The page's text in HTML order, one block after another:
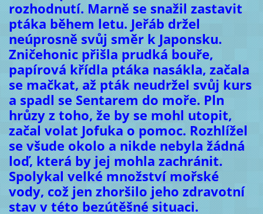
rozhodnutí. Marně se snažil zastavit
ptáka během letu. Jeřáb držel
neúprosně svůj směr k Japonsku.
Zničehonic přišla prudká bouře,
papírová křídla ptáka nasákla, začala
se mačkat, až pták neudržel svůj kurs
a spadl se Sentarem do moře. Pln
hrůzy z toho, že by se mohl utopit,
začal volat Jofuka o pomoc. Rozhlížel
se všude okolo a nikde nebyla žádná
loď, která by jej mohla zachránit.
Spolykal velké množství mořské
vody, což jen zhoršilo jeho zdravotní
stav v této bezútěšné situaci.